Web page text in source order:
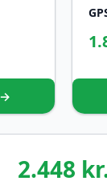
2.448